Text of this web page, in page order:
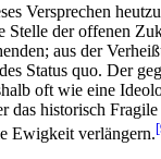
Versprechen
Stelle der offenen
aus der
Status quo. Der
oft wie eine
das historisch
Ewigkeit verlängern.